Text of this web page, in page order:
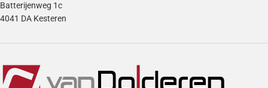
Batterijenweg 1c
4041 DA Kesteren